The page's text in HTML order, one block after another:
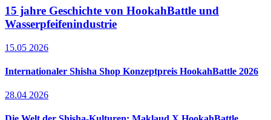
15 jahre Geschichte von HookahBattle und
Wasserpfeifenindustrie
15.05 2026
Internationaler Shisha Shop Konzeptpreis HookahBattle 2026
28.04 2026